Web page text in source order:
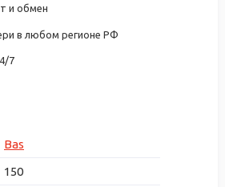
и обмен
в любом регионе РФ
7
Bas
150